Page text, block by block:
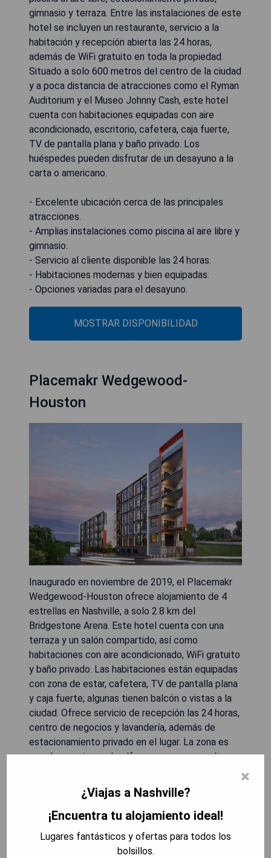
gimnasio y terraza. Entre las instalaciones de este
hotel se incluyen un restaurante, servicio a la
habitación y recepción abierta las 24 horas,
además de WiFi gratuito en toda la propiedad.
Situado a solo 600 metros del centro de la ciudad
y a poca distancia de atracciones como el Ryman
Auditorium y el Museo Johnny Cash, este hotel
cuenta con habitaciones equipadas con aire
acondicionado, escritorio, cafetera, caja fuerte,
TV de pantalla plana y baño privado. Los
huéspedes pueden disfrutar de un desayuno a la
carta o americano.
- Excelente ubicación cerca de las principales
atracciones.
- Amplias instalaciones como piscina al aire libre y
gimnasio.
- Servicio al cliente disponible las 24 horas.
- Habitaciones modernas y bien equipadas.
- Opciones variadas para el desayuno.
MOSTRAR DISPONIBILIDAD
Placemakr Wedgewood-
Houston
Inaugurado en noviembre de 2019, el Placemakr
Wedgewood-Houston ofrece alojamiento de 4
estrellas en Nashville, a solo 2.8 km del
Bridgestone Arena. Este hotel cuenta con una
terraza y un salón compartido, así como
habitaciones con aire acondicionado, WiFi gratuito
y baño privado. Las habitaciones están equipadas
con zona de estar, cafetera, TV de pantalla plana
y caja fuerte; algunas tienen balcón o vistas a la
ciudad. Ofrece servicio de recepción las 24 horas,
centro de negocios y lavandería, además de
estacionamiento privado en el lugar. La zona es
popular para jugar al golf y pescar, y se pueden
del Ryman Auditorium y del Museo Johnny Cash,
mientras que el Aeropuerto Internacional de
Nashville está a 9 km.
- Ubicación conveniente cerca de atracciones
×
¿Viajas a Nashville?
¡Encuentra tu alojamiento ideal!
Lugares fantásticos y ofertas para todos los
bolsillos.